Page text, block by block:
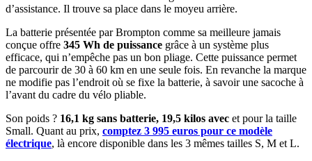
d’assistance. Il trouve sa place dans le moyeu arrière.
La batterie présentée par Brompton comme sa meilleure jamais
conçue offre 345 Wh de puissance grâce à un système plus
efficace, qui n’empêche pas un bon pliage. Cette puissance permet
de parcourir de 30 à 60 km en une seule fois. En revanche la marque
ne modifie pas l’endroit où se fixe la batterie, à savoir une sacoche à
l’avant du cadre du vélo pliable.
Son poids ? 16,1 kg sans batterie, 19,5 kilos avec et pour la taille
Small. Quant au prix, comptez 3 995 euros pour ce modèle
électrique, là encore disponible dans les 3 mêmes tailles S, M et L.